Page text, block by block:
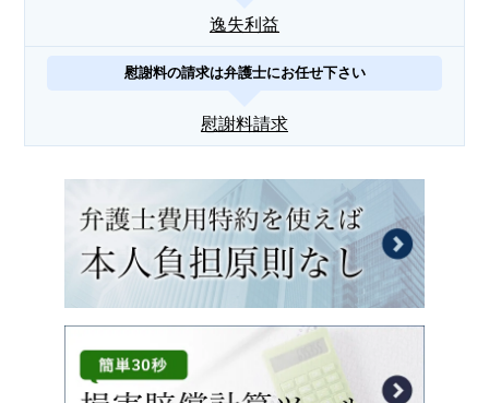
逸失利益
慰謝料の請求は弁護士にお任せ下さい
慰謝料請求